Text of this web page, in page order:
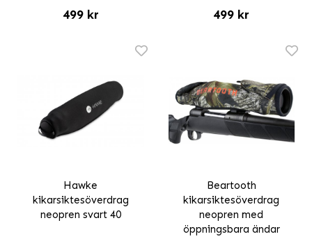
499 kr 499 kr
Hawke
kikarsiktesöverdrag
neopren svart 40
Beartooth
kikarsiktesöverdrag
neopren med
öppningsbara ändar